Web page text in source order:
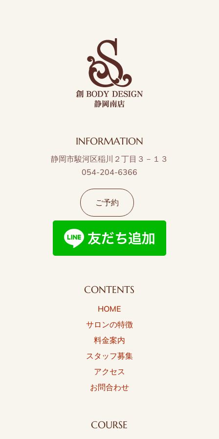
INFORMATION
静岡市駿河区稲川２丁目３－１３
054-204-6366
ご予約
CONTENTS
HOME
サロンの特徴
料金案内
スタッフ募集
アクセス
お問合わせ
COURSE